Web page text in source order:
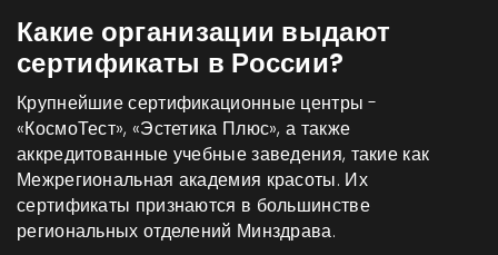
Какие организации выдают
сертификаты в России?
Крупнейшие сертификационные центры -
«КосмоТест», «Эстетика Плюс», а также
аккредитованные учебные заведения, такие как
Межрегиональная академия красоты. Их
сертификаты признаются в большинстве
региональных отделений Минздрава.